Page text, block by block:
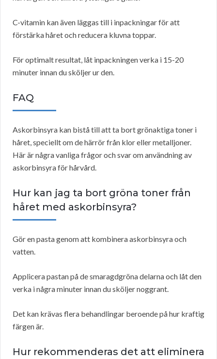
C-vitamin kan även läggas till i inpackningar för att
förstärka håret och reducera kluvna toppar.
För optimalt resultat, låt inpackningen verka i 15-20
minuter innan du sköljer ur den.
FAQ
Askorbinsyra kan bistå till att ta bort grönaktiga toner i
håret, speciellt om de härrör från klor eller metalljoner.
Här är några vanliga frågor och svar om användning av
askorbinsyra för hårvård.
Hur kan jag ta bort gröna toner från
håret med askorbinsyra?
Gör en pasta genom att kombinera askorbinsyra och
vatten.
Applicera pastan på de smaragdgröna delarna och låt den
verka i några minuter innan du sköljer noggrant.
Det kan krävas flera behandlingar beroende på hur kraftig
färgen är.
Hur rekommenderas det att eliminera